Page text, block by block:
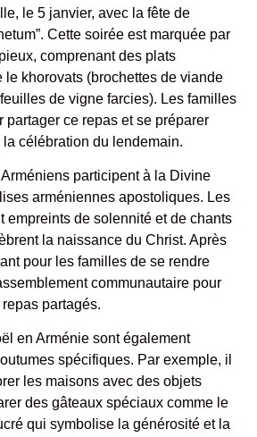
le 5 janvier, avec la fête de
Cette soirée est marquée par
comprenant des plats
le khorovats (brochettes de viande
de vigne farcies). Les familles
partager ce repas et se préparer
célébration du lendemain.
participent à la Divine
arméniennes apostoliques. Les
empreints de solennité et de chants
la naissance du Christ. Après
pour les familles de se rendre
communautaire pour
partagés.
en Arménie sont également
spécifiques. Par exemple, il
les maisons avec des objets
des gâteaux spéciaux comme le
qui symbolise la générosité et la